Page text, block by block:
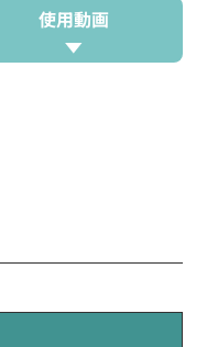
使用動画